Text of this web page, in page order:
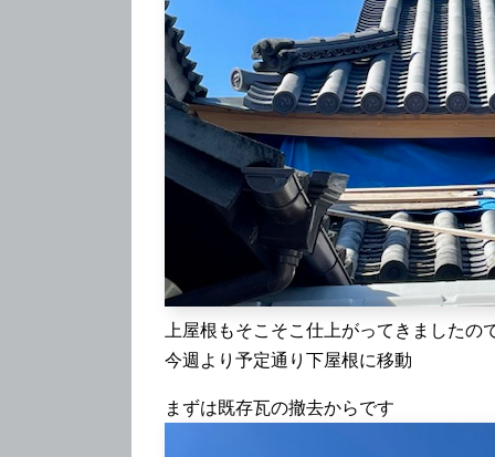
上屋根もそこそこ仕上がってきましたの
今週より予定通り下屋根に移動
まずは既存瓦の撤去からです